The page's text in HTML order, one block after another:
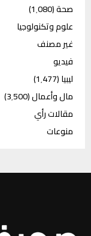
صحة(1٬080)
علوم وتكنولوجيا
غير مصنف
فيديو
ليبيا(1٬477)
مال وأعمال(3٬500)
مقالات رأي
منوعات